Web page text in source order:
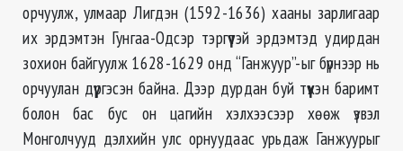
орчуулж, улмаар Лигдэн (1592-1636) хааны зарлигаар
их эрдэмтэн Гунгаа-Одсэр тэргүүтэй эрдэмтэд удирдан
зохион байгуулж 1628-1629 онд “Ганжуур”-ыг бүрнээр нь
орчуулан дүүргэсэн байна. Дээр дурдан буй түүхэн баримт
болон бас бус он цагийн хэлхээсээр хөөж үзвэл
Монголчууд дэлхийн улс орнуудаас урьдаж Ганжуурыг